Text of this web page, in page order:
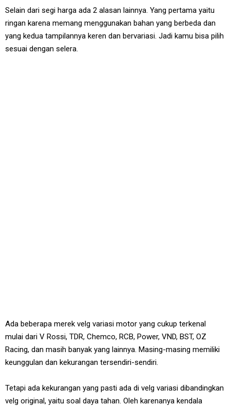
Selain dari segi harga ada 2 alasan lainnya. Yang pertama yaitu
ringan karena memang menggunakan bahan yang berbeda dan
yang kedua tampilannya keren dan bervariasi. Jadi kamu bisa pilih
sesuai dengan selera.
Ada beberapa merek velg variasi motor yang cukup terkenal
mulai dari V Rossi, TDR, Chemco, RCB, Power, VND, BST, OZ
Racing, dan masih banyak yang lainnya. Masing-masing memiliki
keunggulan dan kekurangan tersendiri-sendiri.
Tetapi ada kekurangan yang pasti ada di velg variasi dibandingkan
velg original, yaitu soal daya tahan. Oleh karenanya kendala